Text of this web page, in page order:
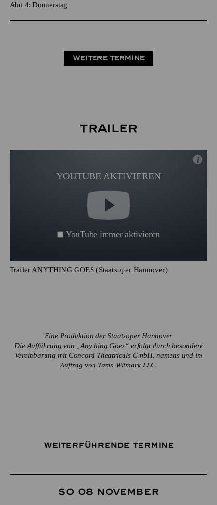
Abo 4: Donnerstag
WEITERE TERMINE
Trailer
YOUTUBE AKTIVIEREN
i
YouTube immer aktivieren
Trailer ANYTHING GOES (Staatsoper Hannover)
Eine Produktion der Staatsoper Hannover
Die Aufführung von „Anything Goes“ erfolgt durch besondere
Vereinbarung mit Concord Theatricals GmbH, namens und im
Auftrag von Tams-Witmark LLC.
Weiterführende Termine
So 08 November